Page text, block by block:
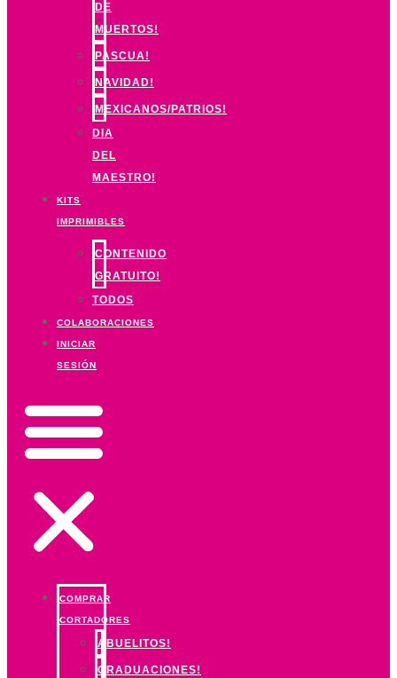
DE
MUERTOS!
PASCUA!
NAVIDAD!
MEXICANOS/PATRIOS!
DIA
DEL
MAESTRO!
KITS
IMPRIMIBLES
CONTENIDO
GRATUITO!
TODOS
COLABORACIONES
INICIAR
SESIÓN
COMPRAR
CORTADORES
ABUELITOS!
GRADUACIONES!